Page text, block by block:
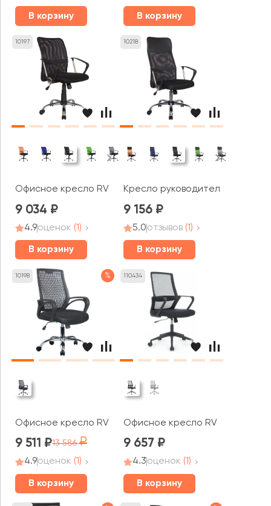
В корзину В корзину
10197
Офисное кресло RV ЧЕЙР Смарт м / Smart m (8075)
9 034
4.9оценок (1)
В корзину
10218
Кресло руководителя RV ЧЕЙР
9 156
5.0отзывов (1)
В корзину
10198 %
Офисное кресло RV ЧЕЙР Старт / Start (8081E)
9 511 13 586
4.9оценок (1)
В корзину
110434
Офисное кресло RV ЧЕЙР
9 657
4.3оценок (1)
В корзину